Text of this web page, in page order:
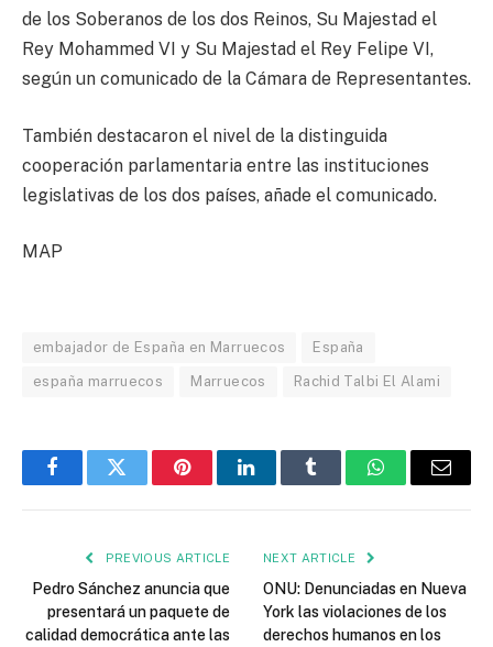
de los Soberanos de los dos Reinos, Su Majestad el
Rey Mohammed VI y Su Majestad el Rey Felipe VI,
según un comunicado de la Cámara de Representantes.
También destacaron el nivel de la distinguida
cooperación parlamentaria entre las instituciones
legislativas de los dos países, añade el comunicado.
MAP
embajador de España en Marruecos España
españa marruecos Marruecos Rachid Talbi El Alami
FacebookTwitter PinterestLinkedInTumblr WhatsAppEmail
PREVIOUS ARTICLE
Pedro Sánchez anuncia que
presentará un paquete de
calidad democrática ante las
NEXT ARTICLE
ONU: Denunciadas en Nueva
York las violaciones de los
derechos humanos en los